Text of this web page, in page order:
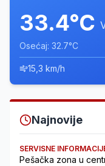
33.4°C
Osećaj: 32.7°C
15,3 km/h
Najnovije
SERVISNE
Pešačka zona u